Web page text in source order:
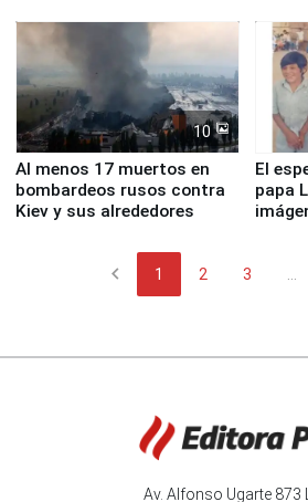
Fenómeno El Niño
de
10
Al menos 17 muertos en
bombardeos rusos contra
Kiev y sus alrededores
El
papa
chevron_left 1 2 3
Av. Alfonso Ugarte 873